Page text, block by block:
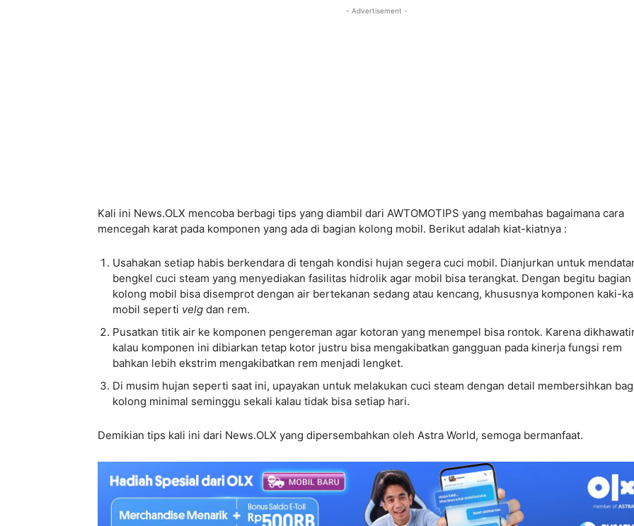
- Advertisement -
Kali ini News.OLX mencoba berbagi tips yang diambil dari AWTOMOTIPS yang membahas bagaimana cara
mencegah karat pada komponen yang ada di bagian kolong mobil. Berikut adalah kiat-kiatnya :
Usahakan setiap habis berkendara di tengah kondisi hujan segera cuci mobil. Dianjurkan untuk
bengkel cuci steam yang menyediakan fasilitas hidrolik agar mobil bisa terangkat. Dengan begitu bagian
kolong mobil bisa disemprot dengan air bertekanan sedang atau kencang, khususnya komponen kaki-
mobil seperti velg dan rem.
Pusatkan titik air ke komponen pengereman agar kotoran yang menempel bisa rontok. Karena
kalau komponen ini dibiarkan tetap kotor justru bisa mengakibatkan gangguan pada kinerja fungsi rem
bahkan lebih ekstrim mengakibatkan rem menjadi lengket.
Di musim hujan seperti saat ini, upayakan untuk melakukan cuci steam dengan detail membersihkan
kolong minimal seminggu sekali kalau tidak bisa setiap hari.
Demikian tips kali ini dari News.OLX yang dipersembahkan oleh Astra World, semoga bermanfaat.